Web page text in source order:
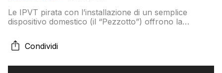
Le IPVT pirata con l’installazione di un semplice
dispositivo domestico (il “Pezzotto”) offrono la
ed internazionale, delle più note emittenti satellitari a
pagamento
Condividi